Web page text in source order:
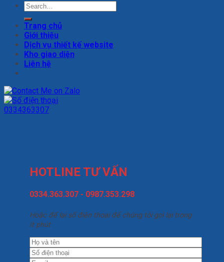
Search
Trang chủ
Giới thiệu
Dịch vụ thiết kế website
Kho giao diện
Liên hệ
0334363307
HOTLINE TƯ VẤN
0334.363.307 - 0987.353.298
Hoặc để lại số điện thoại để chúng tôi gọi lại trong
ít phút